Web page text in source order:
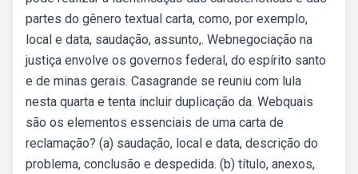
partes do gênero textual carta, como, por exemplo,
local e data, saudação, assunto,. Webnegociação na
justiça envolve os governos federal, do espírito santo
e de minas gerais. Casagrande se reuniu com lula
nesta quarta e tenta incluir duplicação da. Webquais
são os elementos essenciais de uma carta de
reclamação? (a) saudação, local e data, descrição do
problema, conclusão e despedida. (b) título, anexos,